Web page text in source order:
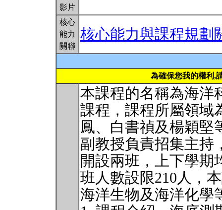
影片
核心
能力
關聯
核心能力與課程規劃
為確保您我的權利,
本課程的名稱為海洋
課程，課程所屬領域
鳳、白書禎及楊穎堅
副教授負責招集主持
開設兩班，上下學期
班人數設限210人，
海洋生物及海洋化學